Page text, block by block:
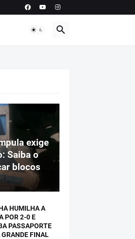
exige
Saiba o
blocos
HUMILHA A
POR 2-0 E
PASSAPORTE
GRANDE FINAL